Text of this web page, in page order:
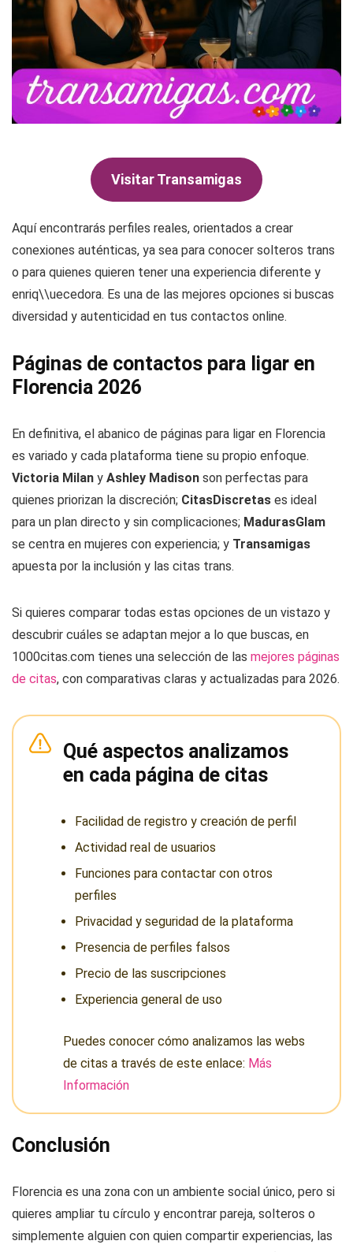
Visitar Transamigas
Aquí encontrarás perfiles reales, orientados a crear
conexiones auténticas, ya sea para conocer solteros trans
o para quienes quieren tener una experiencia diferente y
enriq\\uecedora. Es una de las mejores opciones si buscas
diversidad y autenticidad en tus contactos online.
Páginas de contactos para ligar en
Florencia 2026
En definitiva, el abanico de páginas para ligar en Florencia
es variado y cada plataforma tiene su propio enfoque.
Victoria Milan y Ashley Madison son perfectas para
quienes priorizan la discreción; CitasDiscretas es ideal
para un plan directo y sin complicaciones; MadurasGlam
se centra en mujeres con experiencia; y Transamigas
apuesta por la inclusión y las citas trans.
Si quieres comparar todas estas opciones de un vistazo y
descubrir cuáles se adaptan mejor a lo que buscas, en
1000citas.com tienes una selección de las mejores páginas
de citas, con comparativas claras y actualizadas para 2026.
Qué aspectos analizamos
en cada página de citas
Facilidad de registro y creación de perfil
Actividad real de usuarios
Funciones para contactar con otros
perfiles
Privacidad y seguridad de la plataforma
Presencia de perfiles falsos
Precio de las suscripciones
Experiencia general de uso
Puedes conocer cómo analizamos las webs
de citas a través de este enlace: Más
Información
Conclusión
Florencia es una zona con un ambiente social único, pero si
quieres ampliar tu círculo y encontrar pareja, solteros o
simplemente alguien con quien compartir experiencias, las